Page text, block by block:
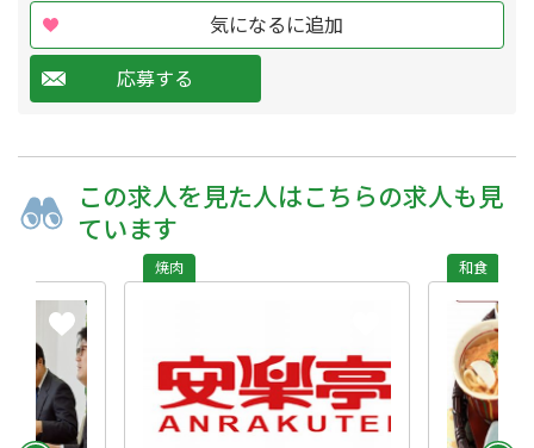
気になるに追加
応募する
この求人を 見た人はこちらの求人も 見
ています
焼肉 和食